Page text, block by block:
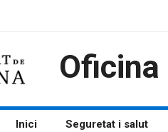
Inici Seguretat i salut